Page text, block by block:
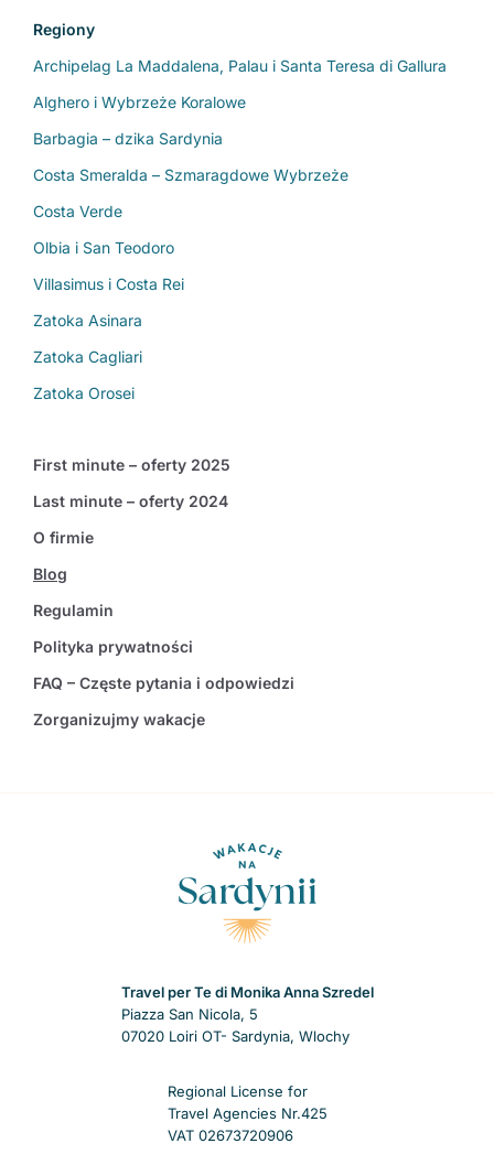
Regiony
Archipelag La Maddalena, Palau i Santa Teresa di Gallura
Alghero i Wybrzeże Koralowe
Barbagia – dzika Sardynia
Costa Smeralda – Szmaragdowe Wybrzeże
Costa Verde
Olbia i San Teodoro
Villasimus i Costa Rei
Zatoka Asinara
Zatoka Cagliari
Zatoka Orosei
First minute – oferty 2025
Last minute – oferty 2024
O firmie
Blog
Regulamin
Polityka prywatności
FAQ – Częste pytania i odpowiedzi
Zorganizujmy wakacje
Travel per Te di Monika Anna Szredel
Piazza San Nicola, 5
07020 Loiri OT- Sardynia, Wlochy
Regional License for
Travel Agencies Nr.425
VAT 02673720906